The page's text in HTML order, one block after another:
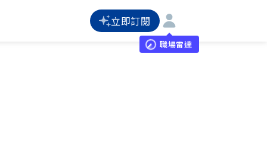
立即訂閱
職場雷達